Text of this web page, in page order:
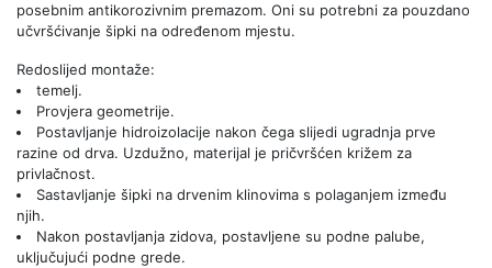
posebnim antikorozivnim premazom. Oni su potrebni za pouzdano
učvršćivanje šipki na određenom mjestu.
Redoslijed montaže:
temelj.
Provjera geometrije.
Postavljanje hidroizolacije nakon čega slijedi ugradnja prve
razine od drva. Uzdužno, materijal je pričvršćen križem za
privlačnost.
Sastavljanje šipki na drvenim klinovima s polaganjem između
njih.
Nakon postavljanja zidova, postavljene su podne palube,
uključujući podne grede.